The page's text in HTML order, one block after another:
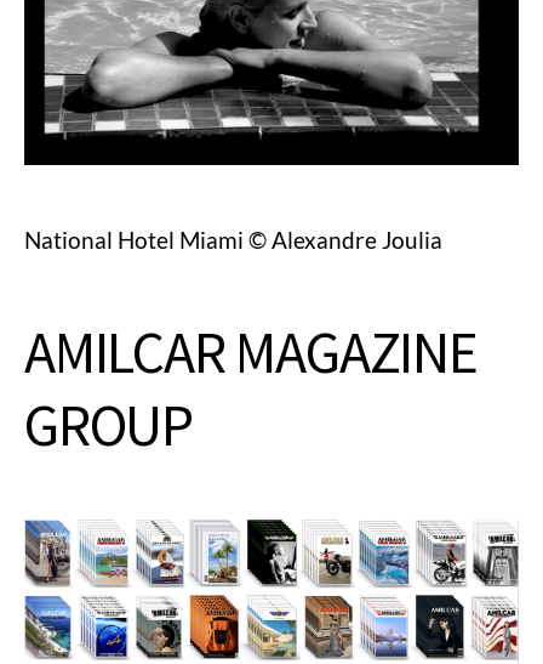
National Hotel Miami © Alexandre Joulia
AMILCAR MAGAZINE
GROUP